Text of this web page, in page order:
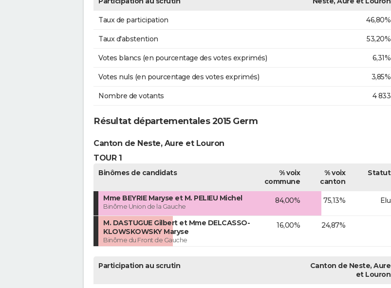
Taux de participation 46,80%
Taux d'abstention 53,20%
Votes blancs (en pourcentage des votes exprimés) 6,31%
Votes nuls (en pourcentage des votes exprimés) 3,85%
Nombre de votants 4 833
Résultat départementales 2015 Germ
Canton de Neste, Aure et Louron
TOUR 1
Binômes de candidats
% voix
commune
% voix
canton
Statut
Mme BEYRIE Maryse et M. PELIEU Michel
Binôme Union de la Gauche
84,00% 75,13% Elu
M. DASTUGUE Gilbert et Mme DELCASSO-
KLOWSKOWSKY Maryse
Binôme du Front de Gauche
16,00% 24,87%
Participation au scrutin
Canton de Neste, Aure
et Louron